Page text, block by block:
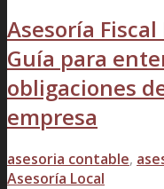
Asesoría
Guía para
obligaciones
empresa
asesoria contable,
Asesoría Local